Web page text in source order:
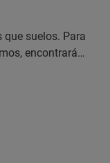
que suelos. Para
encontrará
como